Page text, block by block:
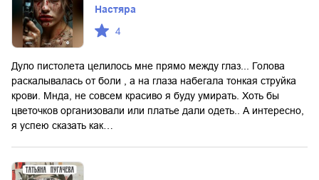
Настяра
4
Дуло пистолета целилось мне прямо между глаз... Голова
раскалывалась от боли , а на глаза набегала тонкая струйка
крови. Мнда, не совсем красиво я буду умирать. Хоть бы
цветочков организовали или платье дали одеть.. А интересно,
я успею сказать как…